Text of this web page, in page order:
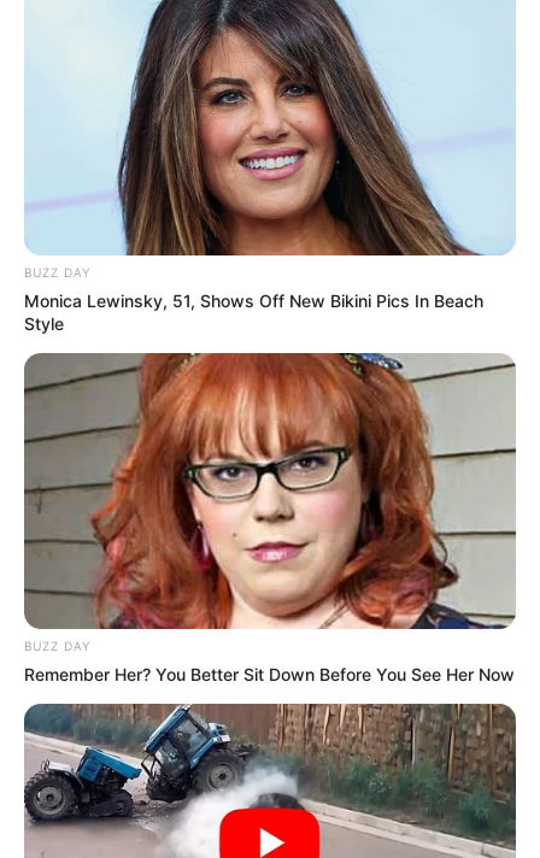
gekauft wird, ist das eine Unterstützung, ohne dass sich
dadurch der Preis ändert.
BUZZ DAY
Monica Lewinsky, 51, Shows Off New Bikini Pics In Beach
Style
BUZZ DAY
Remember Her? You Better Sit Down Before You See Her Now